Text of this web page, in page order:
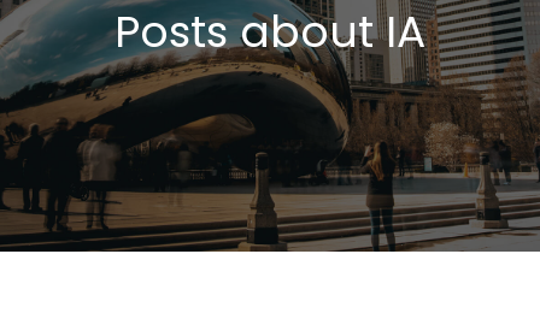
Posts about IA